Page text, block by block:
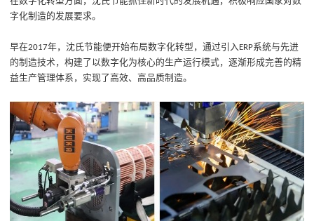
字化制造的发展要求。
早在2017年，沈氏节能便开始布局数字化转型，通过引入 ERP系统与先进
的制造技术，构建了以数字化为核心的生产运行模式，逐渐形成完善的精
益生产管理体系，实现了高效、高品质制造。